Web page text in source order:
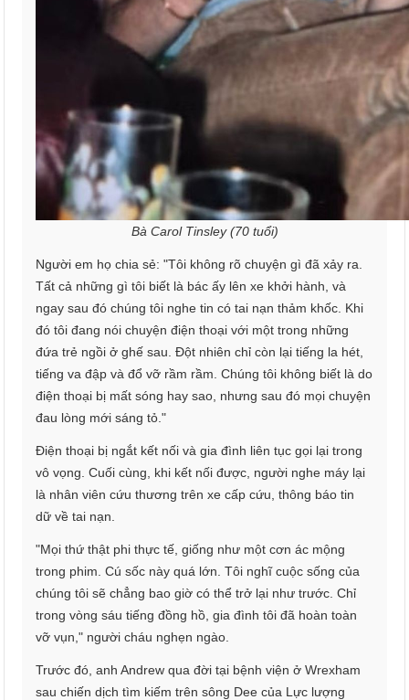
Bà Carol Tinsley (70 tuổi)
Người em họ chia sẻ: "Tôi không rõ chuyện gì đã xảy ra.
Tất cả những gì tôi biết là bác ấy lên xe khởi hành, và
ngay sau đó chúng tôi nghe tin có tai nạn thảm khốc. Khi
đó tôi đang nói chuyện điện thoại với một trong những
đứa trẻ ngồi ở ghế sau. Đột nhiên chỉ còn lại tiếng la hét,
tiếng va đập và đổ vỡ rầm rầm. Chúng tôi không biết là do
điện thoại bị mất sóng hay sao, nhưng sau đó mọi chuyện
đau lòng mới sáng tỏ."
Điện thoại bị ngắt kết nối và gia đình liên tục gọi lại trong
vô vọng. Cuối cùng, khi kết nối được, người nghe máy lại
là nhân viên cứu thương trên xe cấp cứu, thông báo tin
dữ về tai nạn.
"Mọi thứ thật phi thực tế, giống như một cơn ác mộng
trong phim. Cú sốc này quá lớn. Tôi nghĩ cuộc sống của
chúng tôi sẽ chẳng bao giờ có thể trở lại như trước. Chỉ
trong vòng sáu tiếng đồng hồ, gia đình tôi đã hoàn toàn
vỡ vụn," người cháu nghẹn ngào.
Trước đó, anh Andrew qua đời tại bệnh viện ở Wrexham
sau chiến dịch tìm kiếm trên sông Dee của Lực lượng